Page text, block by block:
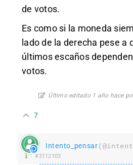
de votos.
Es como si la moneda
lado de la derecha pese a
últimos escaños
votos.
Último editado 1 año hace
7
Intento_pensar
#3112103